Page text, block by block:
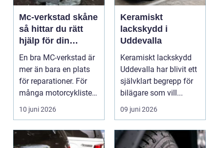
Mc-verkstad skåne
så hittar du rätt
hjälp för din
motorcykel
En bra MC-verkstad är
mer än bara en plats
för reparationer. För
många motorcyklister
handlar det om...
10 juni 2026
Keramiskt
lackskydd i
Uddevalla
Keramiskt lackskydd
Uddevalla har blivit ett
självklart begrepp för
bilägare som vill...
09 juni 2026